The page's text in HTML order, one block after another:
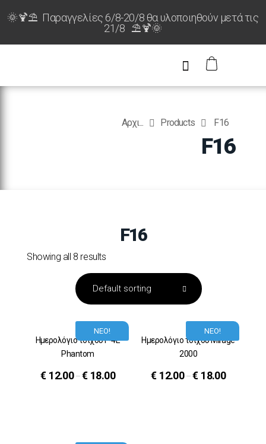
🌞🍹⛱️ Παραγγελίες 6/8-20/8 θα υλοποιηθούν μετά τις
21/8 ⛱️🍹🌞
Αρχι... Products F16
F16
F16
Showing all 8 results
ΝΕΟ!
Ημερολόγιο τοίχου F-4E
Phantom
€ 12.00–€ 18.00
ΝΕΟ!
Ημερολόγιο τοίχου Mirage
2000
€ 12.00–€ 18.00